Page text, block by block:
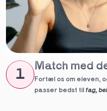
1
Match med
Fortæl os om eleven,
passer bedst til fag,